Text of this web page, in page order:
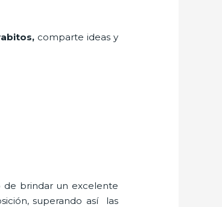
, comparte ideas y
de brindar un excelente
superando así las